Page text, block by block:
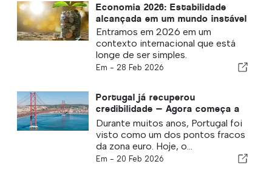
Economia 2026: Estabilidade
alcançada em um mundo instável
Entramos em 2026 em um
contexto internacional que está
longe de ser simples.
Em - 28 Feb 2026
Portugal já recuperou
credibilidade — Agora começa a
fase mais exigente
Durante muitos anos, Portugal foi
visto como um dos pontos fracos
da zona euro. Hoje, o...
Em - 20 Feb 2026